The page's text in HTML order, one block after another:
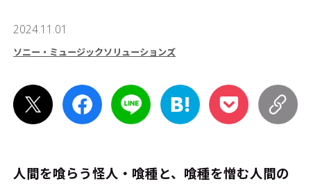
2024.11.01
ソニー・ミュージックソリューションズ
人間を喰らう怪人・喰種と、喰種を憎む人間の